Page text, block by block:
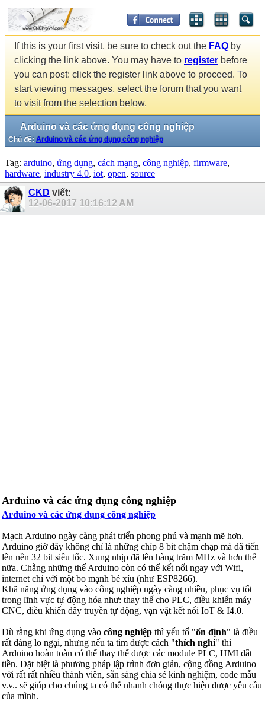
If this is your first visit, be sure to check out the FAQ by
clicking the link above. You may have to register before
you can post: click the register link above to proceed. To
start viewing messages, select the forum that you want
to visit from the selection below.
Arduino và các ứng dụng công nghiệp
Chủ đề: Arduino và các ứng dụng công nghiệp
Tag: arduino, ứng dụng, cách mạng, công nghiệp, firmware,
hardware, industry 4.0, iot, open, source
CKD viết:
12-06-2017 10:16:12 AM
Arduino và các ứng dụng công nghiệp
Arduino và các ứng dụng công nghiệp
Mạch Arduino ngày càng phát triển phong phú và mạnh mẽ hơn.
Arduino giờ đây không chỉ là những chíp 8 bit chậm chạp mà đã tiến
lên nền 32 bit siêu tốc. Xung nhịp đã lên hàng trăm MHz và hơn thế
nữa. Chẵng những thế Arduino còn có thể kết nối ngay với Wifi,
internet chỉ với một bo mạnh bé xíu (như ESP8266).
Khã năng ứng dụng vào công nghiệp ngày càng nhiều, phục vụ tốt
trong lĩnh vực tự động hóa như: thay thế cho PLC, điều khiển máy
CNC, điều khiển dây truyền tự động, vạn vật kết nối IoT & I4.0.
Dù rằng khi ứng dụng vào công nghiệp thì yếu tố "ổn định" là điều
rất đáng lo ngại, nhưng nếu ta tìm được cách "thích nghi" thì
Arduino hoàn toàn có thể thay thế được các module PLC, HMI đắt
tiền. Đặt biệt là phương pháp lập trình đơn giản, cộng đồng Arduino
với rất rất nhiều thành viên, sẵn sàng chia sẻ kinh nghiệm, code mẫu
v.v.. sẽ giúp cho chúng ta có thể nhanh chóng thực hiện được yêu cầu
của mình.